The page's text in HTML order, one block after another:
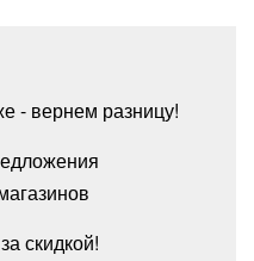
- вернем разницу!
скидкой!